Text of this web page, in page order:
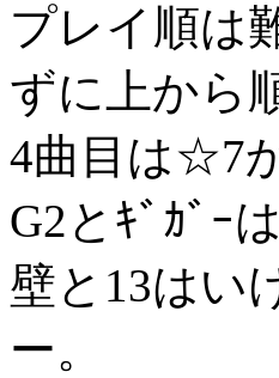
プレイ順は
ずに上から
4曲目は☆7
G2とｷﾞｶﾞｰ
壁と13はい
ー。